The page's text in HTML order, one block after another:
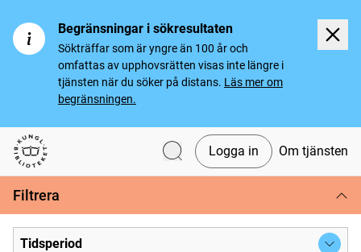
Begränsningar i sökresultaten
Sökträffar som är yngre än 100 år och
omfattas av upphovsrätten visas inte längre i
tjänsten när du söker på distans. Läs mer om
begränsningen.
Svenska tidningar
Logga in Om tjänsten
Filtrera
Tidsperiod